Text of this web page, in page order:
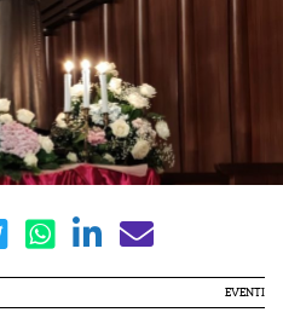
EVENTI